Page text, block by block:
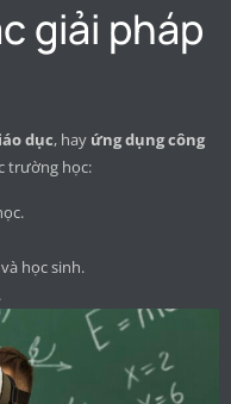
giải pháp
dục, hay ứng dụng công
trường học:
học sinh.